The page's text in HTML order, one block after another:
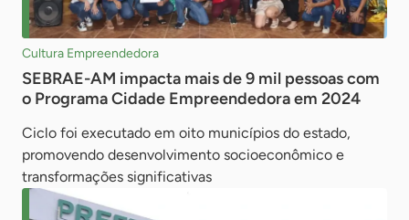
Cultura Empreendedora
SEBRAE-AM impacta mais de 9 mil pessoas com
o Programa Cidade Empreendedora em 2024
Ciclo foi executado em oito municípios do estado,
promovendo desenvolvimento socioeconômico e
transformações significativas